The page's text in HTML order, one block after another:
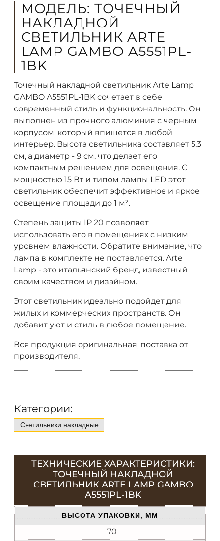
МОДЕЛЬ: ТОЧЕЧНЫЙ
НАКЛАДНОЙ
СВЕТИЛЬНИК ARTE
LAMP GAMBO A5551PL-
1BK
Точечный накладной светильник Arte Lamp
GAMBO A5551PL-1BK сочетает в себе
современный стиль и функциональность. Он
выполнен из прочного алюминия с черным
корпусом, который впишется в любой
интерьер. Высота светильника составляет 5,3
см, а диаметр - 9 см, что делает его
компактным решением для освещения. С
мощностью 15 Вт и типом лампы LED этот
светильник обеспечит эффективное и яркое
освещение площади до 1 м².
Степень защиты IP 20 позволяет
использовать его в помещениях с низким
уровнем влажности. Обратите внимание, что
лампа в комплекте не поставляется. Arte
Lamp - это итальянский бренд, известный
своим качеством и дизайном.
Этот светильник идеально подойдет для
жилых и коммерческих пространств. Он
добавит уют и стиль в любое помещение.
Вся продукция оригинальная, поставка от
производителя.
Категории:
Светильники накладные
ТЕХНИЧЕСКИЕ ХАРАКТЕРИСТИКИ:
ТОЧЕЧНЫЙ НАКЛАДНОЙ
СВЕТИЛЬНИК ARTE LAMP GAMBO
A5551PL-1BK
ВЫСОТА УПАКОВКИ, ММ
70